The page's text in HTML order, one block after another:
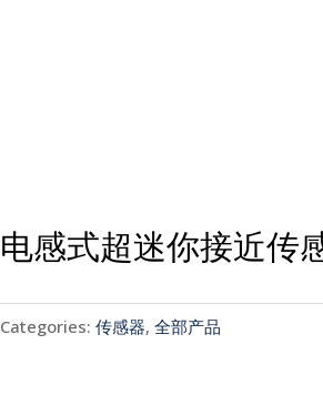
电感式超迷你接近传
Categories: 传感器, 全部产品